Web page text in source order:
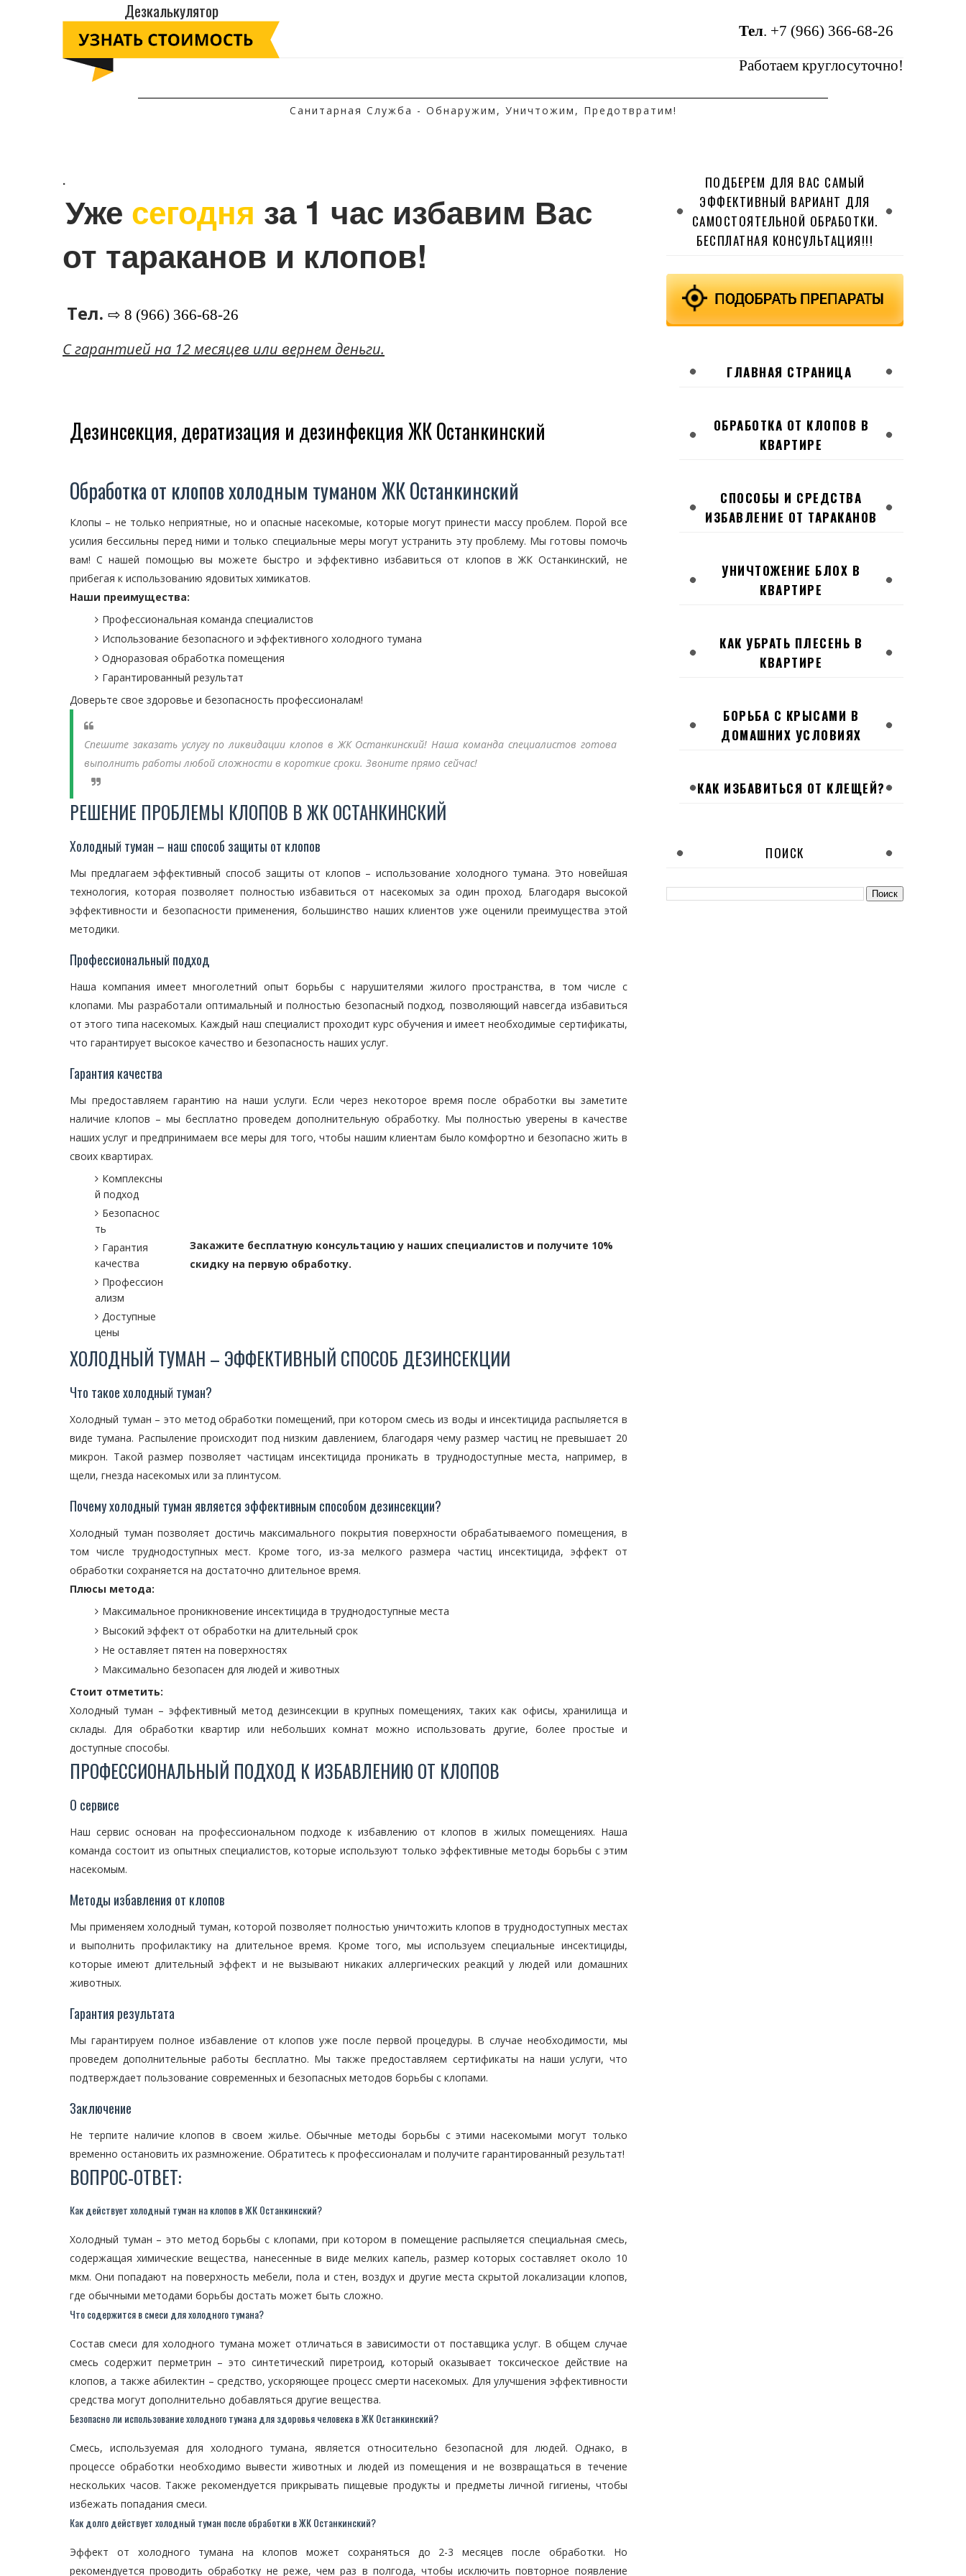
Дезкалькулятор
Тел. +7 (966) 366-68-26
Работаем круглосуточно!
Санитарная Служба - Обнаружим, Уничтожим, Предотвратим!
.
Уже сегодня за 1 час избавим Вас
от тараканов и клопов!
Тел. ⇨ 8 (966) 366-68-26
C гарантией на 12 месяцев или вернем деньги.
Дезинсекция, дератизация и дезинфекция ЖК Останкинский
Обработка от клопов холодным туманом ЖК Останкинский
Клопы – не только неприятные, но и опасные насекомые, которые могут принести массу проблем. Порой все
усилия бессильны перед ними и только специальные меры могут устранить эту проблему. Мы готовы помочь
вам! С нашей помощью вы можете быстро и эффективно избавиться от клопов в ЖК Останкинский, не
прибегая к использованию ядовитых химикатов.
Наши преимущества:
Профессиональная команда специалистов
Использование безопасного и эффективного холодного тумана
Одноразовая обработка помещения
Гарантированный результат
Доверьте свое здоровье и безопасность профессионалам!
Спешите заказать услугу по ликвидации клопов в ЖК Останкинский! Наша команда специалистов готова
выполнить работы любой сложности в короткие сроки. Звоните прямо сейчас!
РЕШЕНИЕ ПРОБЛЕМЫ КЛОПОВ В ЖК ОСТАНКИНСКИЙ
Холодный туман – наш способ защиты от клопов
Мы предлагаем эффективный способ защиты от клопов – использование холодного тумана. Это новейшая
технология, которая позволяет полностью избавиться от насекомых за один проход. Благодаря высокой
эффективности и безопасности применения, большинство наших клиентов уже оценили преимущества этой
методики.
Профессиональный подход
Наша компания имеет многолетний опыт борьбы с нарушителями жилого пространства, в том числе с
клопами. Мы разработали оптимальный и полностью безопасный подход, позволяющий навсегда избавиться
от этого типа насекомых. Каждый наш специалист проходит курс обучения и имеет необходимые сертификаты,
что гарантирует высокое качество и безопасность наших услуг.
Гарантия качества
Мы предоставляем гарантию на наши услуги. Если через некоторое время после обработки вы заметите
наличие клопов – мы бесплатно проведем дополнительную обработку. Мы полностью уверены в качестве
наших услуг и предпринимаем все меры для того, чтобы нашим клиентам было комфортно и безопасно жить в
своих квартирах.
Комплексны
й подход
Безопаснос
ть
Гарантия
качества
Профессион
ализм
Доступные
цены
Закажите бесплатную консультацию у наших специалистов и получите 10%
скидку на первую обработку.
ХОЛОДНЫЙ ТУМАН – ЭФФЕКТИВНЫЙ СПОСОБ ДЕЗИНСЕКЦИИ
Что такое холодный туман?
Холодный туман – это метод обработки помещений, при котором смесь из воды и инсектицида распыляется в
виде тумана. Распыление происходит под низким давлением, благодаря чему размер частиц не превышает 20
микрон. Такой размер позволяет частицам инсектицида проникать в труднодоступные места, например, в
щели, гнезда насекомых или за плинтусом.
Почему холодный туман является эффективным способом дезинсекции?
Холодный туман позволяет достичь максимального покрытия поверхности обрабатываемого помещения, в
том числе труднодоступных мест. Кроме того, из-за мелкого размера частиц инсектицида, эффект от
обработки сохраняется на достаточно длительное время.
Плюсы метода:
Максимальное проникновение инсектицида в труднодоступные места
Высокий эффект от обработки на длительный срок
Не оставляет пятен на поверхностях
Максимально безопасен для людей и животных
Стоит отметить:
Холодный туман – эффективный метод дезинсекции в крупных помещениях, таких как офисы, хранилища и
склады. Для обработки квартир или небольших комнат можно использовать другие, более простые и
доступные способы.
ПРОФЕССИОНАЛЬНЫЙ ПОДХОД К ИЗБАВЛЕНИЮ ОТ КЛОПОВ
О сервисе
Наш сервис основан на профессиональном подходе к избавлению от клопов в жилых помещениях. Наша
команда состоит из опытных специалистов, которые используют только эффективные методы борьбы с этим
насекомым.
Методы избавления от клопов
Мы применяем холодный туман, которой позволяет полностью уничтожить клопов в труднодоступных местах
и выполнить профилактику на длительное время. Кроме того, мы используем специальные инсектициды,
которые имеют длительный эффект и не вызывают никаких аллергических реакций у людей или домашних
животных.
Гарантия результата
Мы гарантируем полное избавление от клопов уже после первой процедуры. В случае необходимости, мы
проведем дополнительные работы бесплатно. Мы также предоставляем сертификаты на наши услуги, что
подтверждает пользование современных и безопасных методов борьбы с клопами.
Заключение
Не терпите наличие клопов в своем жилье. Обычные методы борьбы с этими насекомыми могут только
временно остановить их размножение. Обратитесь к профессионалам и получите гарантированный результат!
ВОПРОС-ОТВЕТ:
Как действует холодный туман на клопов в ЖК Останкинский?
Холодный туман – это метод борьбы с клопами, при котором в помещение распыляется специальная смесь,
содержащая химические вещества, нанесенные в виде мелких капель, размер которых составляет около 10
мкм. Они попадают на поверхность мебели, пола и стен, воздух и другие места скрытой локализации клопов,
где обычными методами борьбы достать может быть сложно.
Что содержится в смеси для холодного тумана?
Состав смеси для холодного тумана может отличаться в зависимости от поставщика услуг. В общем случае
смесь содержит перметрин – это синтетический пиретроид, который оказывает токсическое действие на
клопов, а также абилектин – средство, ускоряющее процесс смерти насекомых. Для улучшения эффективности
средства могут дополнительно добавляться другие вещества.
Безопасно ли использование холодного тумана для здоровья человека в ЖК Останкинский?
Смесь, используемая для холодного тумана, является относительно безопасной для людей. Однако, в
процессе обработки необходимо вывести животных и людей из помещения и не возвращаться в течение
нескольких часов. Также рекомендуется прикрывать пищевые продукты и предметы личной гигиены, чтобы
избежать попадания смеси.
Как долго действует холодный туман после обработки в ЖК Останкинский?
Эффект от холодного тумана на клопов может сохраняться до 2-3 месяцев после обработки. Но
рекомендуется проводить обработку не реже, чем раз в полгода, чтобы исключить повторное появление
ПОДБЕРЕМ ДЛЯ ВАС САМЫЙ
ЭФФЕКТИВНЫЙ ВАРИАНТ ДЛЯ
САМОСТОЯТЕЛЬНОЙ ОБРАБОТКИ.
БЕСПЛАТНАЯ КОНСУЛЬТАЦИЯ!!!
ГЛАВНАЯ СТРАНИЦА
ОБРАБОТКА ОТ КЛОПОВ В
КВАРТИРЕ
СПОСОБЫ И СРЕДСТВА
ИЗБАВЛЕНИЕ ОТ ТАРАКАНОВ
УНИЧТОЖЕНИЕ БЛОХ В
КВАРТИРЕ
КАК УБРАТЬ ПЛЕСЕНЬ В
КВАРТИРЕ
БОРЬБА С КРЫСАМИ В
ДОМАШНИХ УСЛОВИЯХ
КАК ИЗБАВИТЬСЯ ОТ КЛЕЩЕЙ?
ПОИСК